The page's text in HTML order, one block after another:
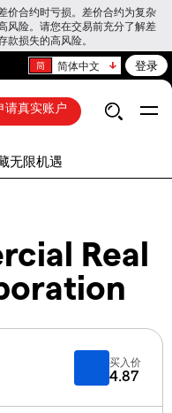
价合约时亏损。差价合约为复杂
风险。请您在交易前充分了解差
损失的高风险。
简体中文 登录
请真实账户
无限机遇
Real
买入价
4.87